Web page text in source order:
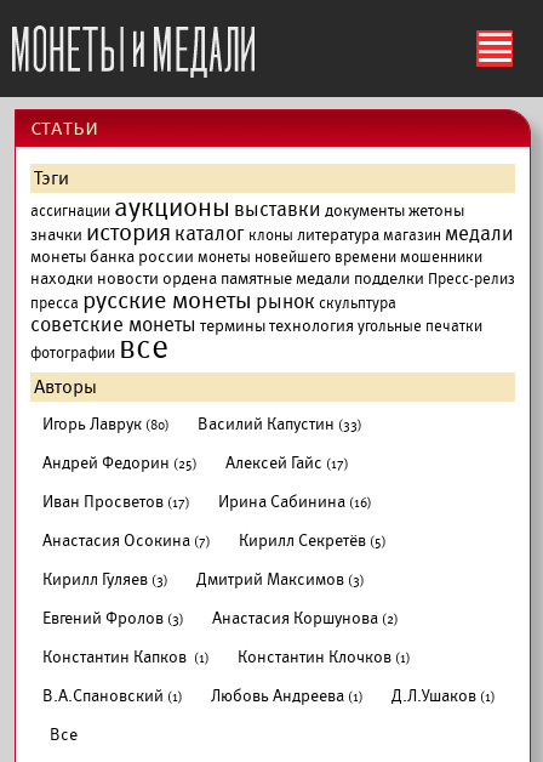
ś
cтатьи
Тэги
ассигнации аукционы выставки документыжетоны
значки история каталог клоны литературамагазин медали
монеты банка россии монеты новейшего временимошенники
находки новости ордена памятные медали подделки Пресс-релиз
пресса русские монеты рынок скульптура
советские монеты терминытехнология угольные печатки
фотографии все
Авторы
Игорь Лаврук (80) Василий Капустин (33)
Андрей Федорин (25) Алексей Гайс (17)
Иван Просветов (17) Ирина Сабинина (16)
Анастасия Осокина (7) Кирилл Секретёв (5)
Кирилл Гуляев (3) Дмитрий Максимов (3)
Евгений Фролов (3) Анастасия Коршунова (2)
Константин Капков (1) Константин Клочков (1)
В.А.Спановский (1) Любовь Андреева (1) Д.Л.Ушаков (1)
Все